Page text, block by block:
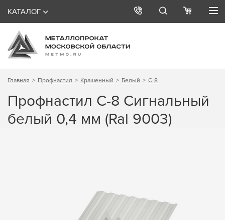
КАТАЛОГ
Главная Профнастил Крашенный Белый С-8
Профнастил С-8 Сигнальный
белый 0,4 мм (Ral 9003)